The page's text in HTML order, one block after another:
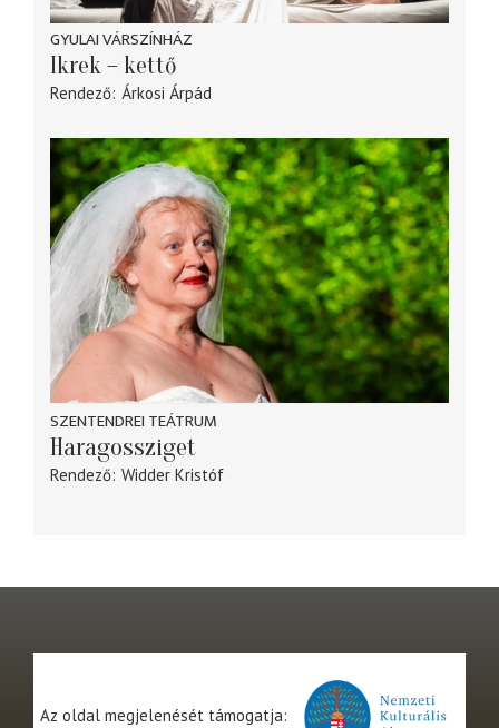
GYULAI VÁRSZÍNHÁZ
Ikrek – kettő
Rendező Árkosi Árpád
SZENTENDREI TEÁTRUM
Haragossziget
Rendező Widder Kristóf
Az oldal megjelenését támogatja: